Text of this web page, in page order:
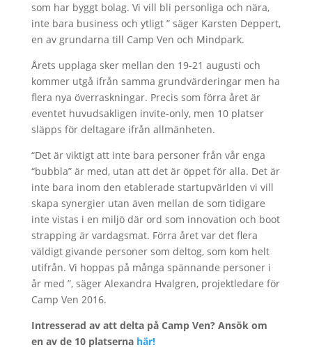
som har byggt bolag. Vi vill bli personliga och nära,
inte bara business och ytligt ” säger Karsten Deppert,
en av grundarna till Camp Ven och Mindpark.
Årets upplaga sker mellan den 19-21 augusti och
kommer utgå ifrån samma grundvärderingar men ha
flera nya överraskningar. Precis som förra året är
eventet huvudsakligen invite-only, men 10 platser
släpps för deltagare ifrån allmänheten.
“Det är viktigt att inte bara personer från vår enga
“bubbla” är med, utan att det är öppet för alla. Det är
inte bara inom den etablerade startupvärlden vi vill
skapa synergier utan även mellan de som tidigare
inte vistas i en miljö där ord som innovation och boot
strapping är vardagsmat. Förra året var det flera
väldigt givande personer som deltog, som kom helt
utifrån. Vi hoppas på många spännande personer i
år med ”, säger Alexandra Hvalgren, projektledare för
Camp Ven 2016.
Intresserad av att delta på Camp Ven? Ansök om
en av de 10 platserna här!